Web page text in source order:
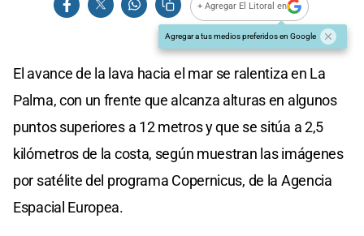
+ Agregar El Litoral en
Agregar a tus medios preferidos en Google
El avance de la lava hacia el mar se ralentiza en La
Palma, con un frente que alcanza alturas en algunos
puntos superiores a 12 metros y que se sitúa a 2,5
kilómetros de la costa, según muestran las imágenes
por satélite del programa Copernicus, de la Agencia
Espacial Europea.